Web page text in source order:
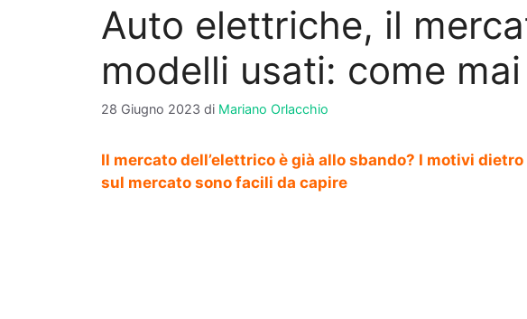
Auto elettriche, il
modelli usati: come mai
28 Giugno 2023 di Mariano Orlacchio
Il mercato dell’elettrico è già allo sbando? I motivi
sul mercato sono facili da capire